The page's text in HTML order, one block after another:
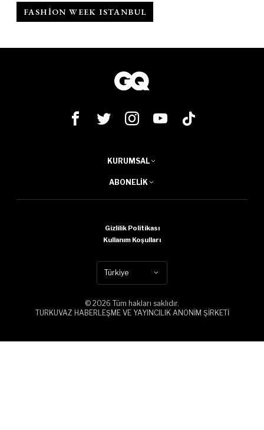
FASHION WEEK ISTANBUL
KURUMSAL
ABONELIK
Gizlilik Politikası
Kullanım Koşulları
Türkiye
© 2026 Tüm hakları saklıdır.
TURKUVAZ HABERLEŞME VE YAYINCILIK ANONİM ŞİRKETİ